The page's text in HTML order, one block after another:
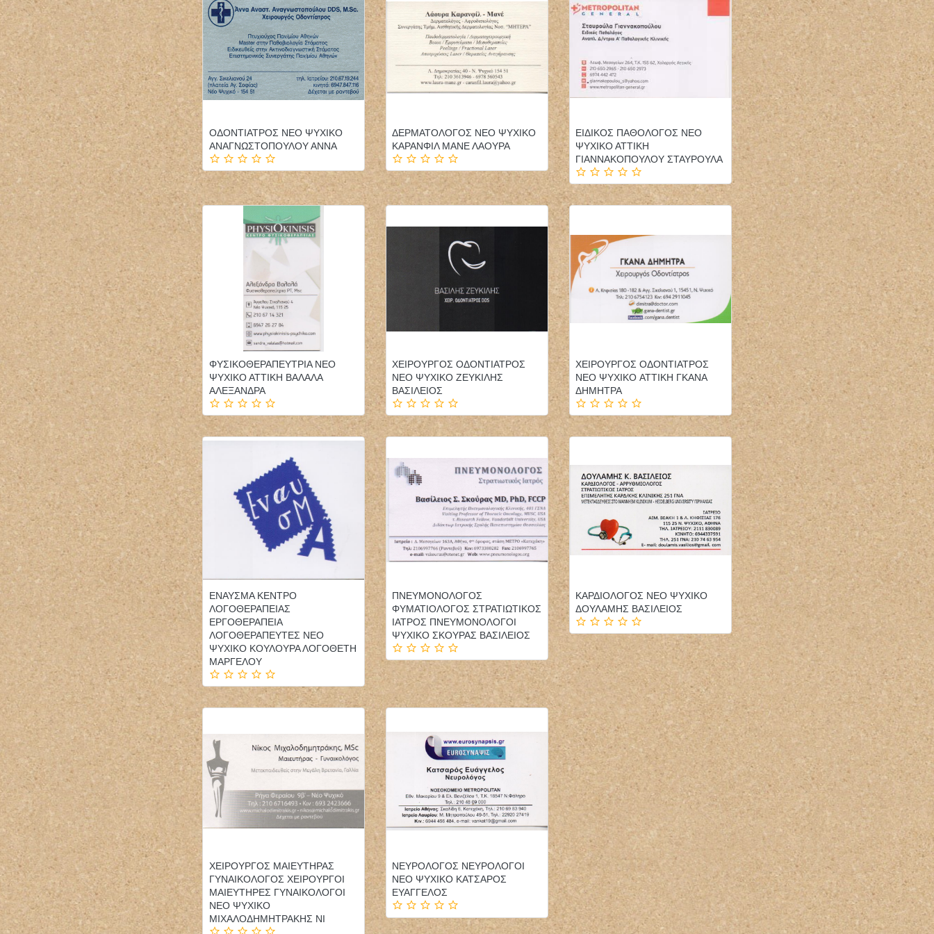
ΟΔΟΝΤΙΑΤΡΟΣ ΝΕΟ ΨΥΧΙΚΟ
ΑΝΑΓΝΩΣΤΟΠΟΥΛΟΥ ΑΝΝΑ
ΔΕΡΜΑΤΟΛΟΓΟΣ ΝΕΟ ΨΥΧΙΚΟ
ΚΑΡΑΝΦΙΛ ΜΑΝΕ ΛΑΟΥΡΑ
ΕΙΔΙΚΟΣ ΠΑΘΟΛΟΓΟΣ ΝΕΟ
ΨΥΧΙΚΟ ΑΤΤΙΚΗ
ΓΙΑΝΝΑΚΟΠΟΥΛΟΥ ΣΤΑΥΡΟΥΛΑ
ΦΥΣΙΚΟΘΕΡΑΠΕΥΤΡΙΑ ΝΕΟ
ΨΥΧΙΚΟ ΑΤΤΙΚΗ ΒΑΛΑΛΑ
ΑΛΕΞΑΝΔΡΑ
ΧΕΙΡΟΥΡΓΟΣ ΟΔΟΝΤΙΑΤΡΟΣ
ΝΕΟ ΨΥΧΙΚΟ ΖΕΥΚΙΛΗΣ
ΒΑΣΙΛΕΙΟΣ
ΧΕΙΡΟΥΡΓΟΣ ΟΔΟΝΤΙΑΤΡΟΣ
ΝΕΟ ΨΥΧΙΚΟ ATTIKH ΓΚΑΝΑ
ΔΗΜΗΤΡΑ
ΕΝΑΥΣΜΑ ΚΕΝΤΡΟ
ΛΟΓΟΘΕΡΑΠΕΙΑΣ
ΕΡΓΟΘΕΡΑΠΕΙΑ
ΛΟΓΟΘΕΡΑΠΕΥΤΕΣ ΝΕΟ
ΨΥΧΙΚΟ ΚΟΥΛΟΥΡΑ ΛΟΓΟΘΕΤΗ
ΜΑΡΓΕΛΟΥ
ΠΝΕΥΜΟΝΟΛΟΓΟΣ
ΦΥΜΑΤΙΟΛΟΓΟΣ ΣΤΡΑΤΙΩΤΙΚΟΣ
ΙΑΤΡΟΣ ΠΝΕΥΜΟΝΟΛΟΓΟΙ
ΨΥΧΙΚΟ ΣΚΟΥΡΑΣ ΒΑΣΙΛΕΙΟΣ
ΚΑΡΔΙΟΛΟΓΟΣ ΝΕΟ ΨΥΧΙΚΟ
ΔΟΥΛΑΜΗΣ ΒΑΣΙΛΕΙΟΣ
ΧΕΙΡΟΥΡΓΟΣ ΜΑΙΕΥΤΗΡΑΣ
ΓΥΝΑΙΚΟΛΟΓΟΣ ΧΕΙΡΟΥΡΓΟΙ
ΜΑΙΕΥΤΗΡΕΣ ΓΥΝΑΙΚΟΛΟΓΟΙ
ΝΕΟ ΨΥΧΙΚΟ
ΜΙΧΑΛΟΔΗΜΗΤΡΑΚΗΣ ΝΙ
ΝΕΥΡΟΛΟΓΟΣ ΝΕΥΡΟΛΟΓΟΙ
ΝΕΟ ΨΥΧΙΚΟ ΚΑΤΣΑΡΟΣ
ΕΥΑΓΓΕΛΟΣ